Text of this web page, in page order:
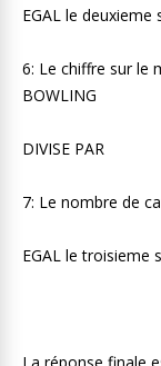
EGAL le deuxieme
6: Le chiffre sur le
BOWLING
DIVISE PAR
7: Le nombre de
EGAL le troisieme